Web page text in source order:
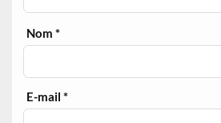
Nom*
E-mail*